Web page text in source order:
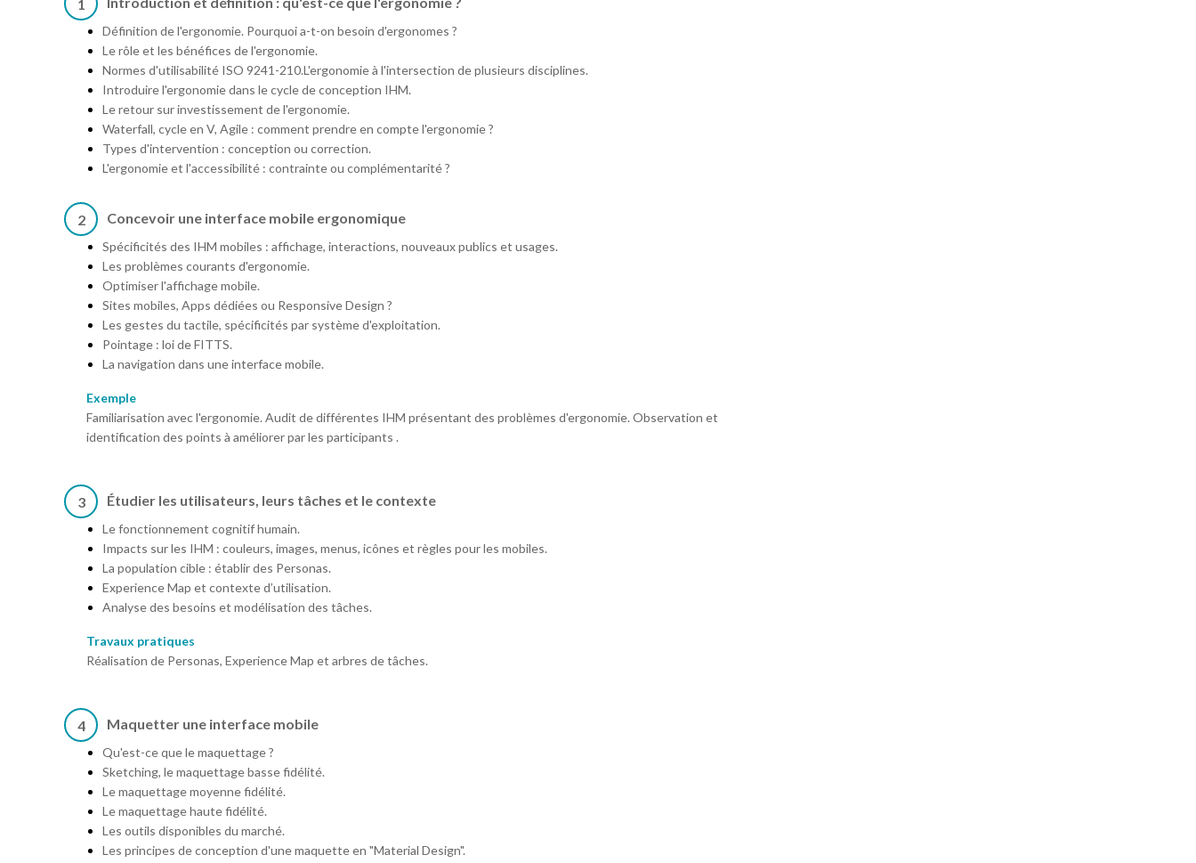
1
Définition de l'ergonomie. Pourquoi a-t-on besoin d'ergonomes ?
Le rôle et les bénéfices de l'ergonomie.
Normes d'utilisabilité ISO 9241-210.L'ergonomie à l'intersection de plusieurs disciplines.
Introduire l'ergonomie dans le cycle de conception IHM.
Le retour sur investissement de l'ergonomie.
Waterfall, cycle en V, Agile : comment prendre en compte l'ergonomie ?
Types d'intervention : conception ou correction.
L'ergonomie et l'accessibilité : contrainte ou complémentarité ?
2 Concevoir une interface mobile ergonomique
Spécificités des IHM mobiles : affichage, interactions, nouveaux publics et usages.
Les problèmes courants d'ergonomie.
Optimiser l'affichage mobile.
Sites mobiles, Apps dédiées ou Responsive Design ?
Les gestes du tactile, spécificités par système d'exploitation.
Pointage : loi de FITTS.
La navigation dans une interface mobile.
Exemple
Familiarisation avec l'ergonomie. Audit de différentes IHM présentant des problèmes d'ergonomie. Observation et
identification des points à améliorer par les participants .
3 Étudier les utilisateurs, leurs tâches et le contexte
Le fonctionnement cognitif humain.
Impacts sur les IHM : couleurs, images, menus, icônes et règles pour les mobiles.
La population cible : établir des Personas.
Experience Map et contexte d’utilisation.
Analyse des besoins et modélisation des tâches.
Travaux pratiques
Réalisation de Personas, Experience Map et arbres de tâches.
4 Maquetter une interface mobile
Qu'est-ce que le maquettage ?
Sketching, le maquettage basse fidélité.
Le maquettage moyenne fidélité.
Le maquettage haute fidélité.
Les outils disponibles du marché.
Les principes de conception d'une maquette en "Material Design".